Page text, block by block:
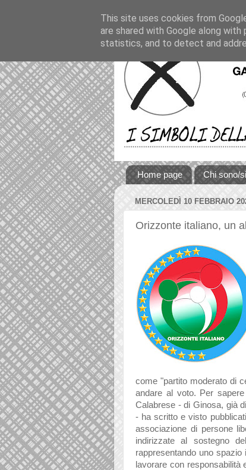
Home page Chi sono/
MERCOLEDÌ 10 FEBBRAIO
Orizzonte italiano, un
come "partito moderato di
andare al voto. Per
Calabrese - di Ginosa, già
- ha scritto e visto
associazione di persone
indirizzate al sostegno
rappresentando uno
lavorare con
This site uses cookies from
are shared with Google along
statistics, and to detect and